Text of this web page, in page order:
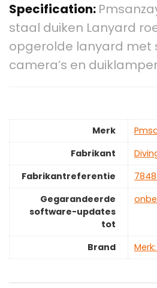
Specification:
staal duiken Lanyard
opgerolde lanyard met
camera’s en
Merk
Fabrikant
Fabrikantreferentie
Gegarandeerde
software-updates
tot
Brand